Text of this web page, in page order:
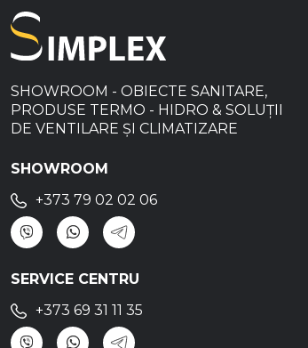
SHOWROOM - OBIECTE SANITARE,
PRODUSE TERMO - HIDRO & SOLUȚII
DE VENTILARE ȘI CLIMATIZARE
SHOWROOM
+373 79 02 02 06
SERVICE CENTRU
+373 69 31 11 35